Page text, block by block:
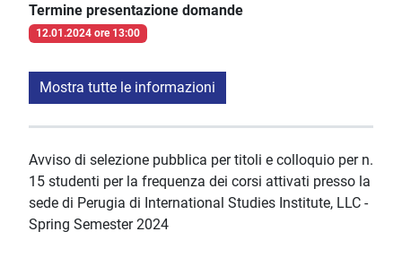
Termine presentazione domande
12.01.2024 ore 13:00
Mostra tutte le informazioni
Avviso di selezione pubblica per titoli e colloquio per n.
15 studenti per la frequenza dei corsi attivati presso la
sede di Perugia di International Studies Institute, LLC -
Spring Semester 2024